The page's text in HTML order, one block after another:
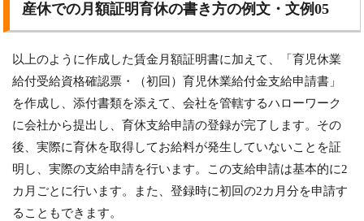
産休での月額証明育休の書き方の例文・文例05
以上のように作成した賃金月額証明書に加えて、「育児休業
給付受給資格確認票・（初回）育児休業給付金支給申請書」
を作成し、添付書類を添えて、会社を管轄するハローワーク
に会社から提出し、育休支給申請の登録が完了します。その
後、実際に育休を取得してお給料が発生していないことを証
明し、実際の支給申請を行います。この支給申請は基本的に2
カ月ごとに行います。また、登録時に初回の2カ月分を申請す
ることもできます。